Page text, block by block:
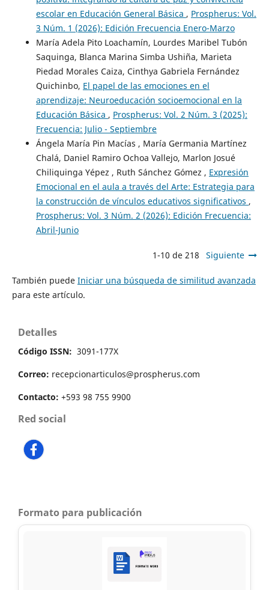
escolar en Educación General Básica , Prospherus: Vol.
3 Núm. 1 (2026): Edición Frecuencia Enero-Marzo
María Adela Pito Loachamín, Lourdes Maribel Tubón
Saquinga, Blanca Marina Simba Ushiña, Marieta
Piedad Morales Caiza, Cinthya Gabriela Fernández
Quichinbo, El papel de las emociones en el
aprendizaje: Neuroeducación socioemocional en la
Educación Básica , Prospherus: Vol. 2 Núm. 3 (2025):
Frecuencia: Julio - Septiembre
Ángela María Pin Macías , María Germania Martínez
Chalá, Daniel Ramiro Ochoa Vallejo, Marlon Josué
Chiliquinga Yépez , Ruth Sánchez Gómez , Expresión
Emocional en el aula a través del Arte: Estrategia para
la construcción de vínculos educativos significativos ,
Prospherus: Vol. 3 Núm. 2 (2026): Edición Frecuencia:
Abril-Junio
1-10 de 218 Siguiente
También puede Iniciar una búsqueda de similitud avanzada
para este artículo.
Detalles
Código ISSN: 3091-177X
Correo: recepcionarticulos@prospherus.com
Contacto: +593 98 755 9900
Red social
Formato para publicación